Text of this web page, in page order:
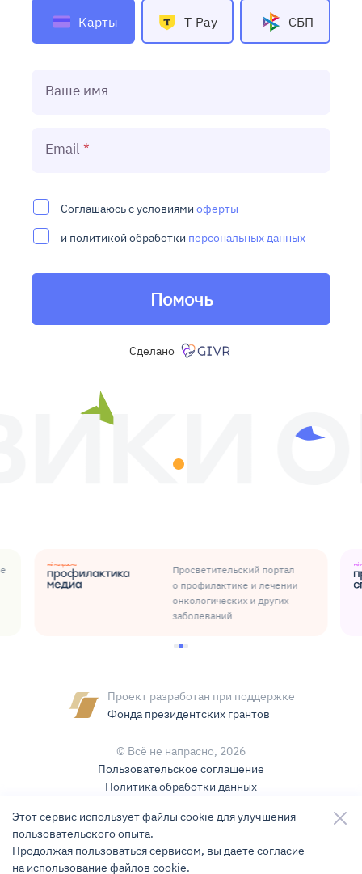
Карты T-Pay СБП
Ваше имя
Email
Соглашаюсь с условиями оферты
и политикой обработки персональных данных
Помочь
Сделано
Просветительский портал
о профилактике и лечении
онкологических и других
заболеваний
Проект разработан при поддержке
Фонда президентских грантов
© Всё не напрасно, 2026
Пользовательское соглашение
Политика обработки данных
Карта сайта
Этот сервис использует файлы cookie для улучшения
пользовательского опыта.
Продолжая пользоваться сервисом, вы даете согласие
на использование файлов cookie.